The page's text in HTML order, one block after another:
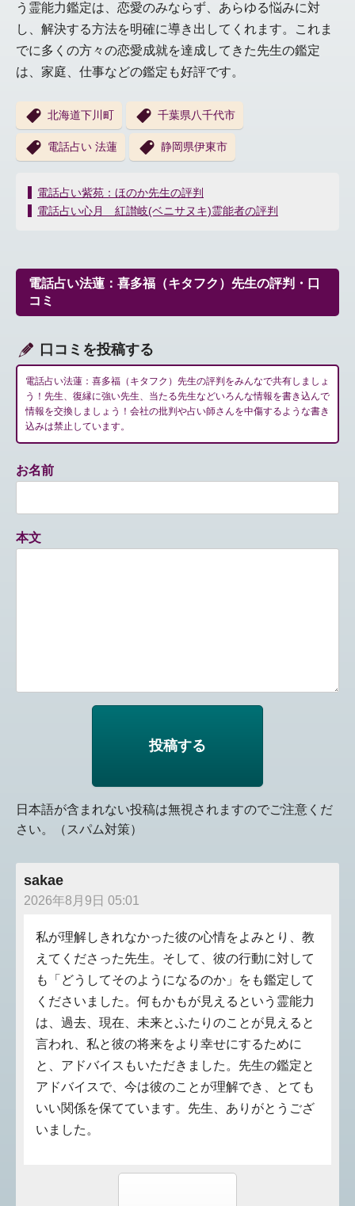
う霊能力鑑定は、恋愛のみならず、あらゆる悩みに対
し、解決する方法を明確に導き出してくれます。これま
でに多くの方々の恋愛成就を達成してきた先生の鑑定
は、家庭、仕事などの鑑定も好評です。
北海道下川町 千葉県八千代市
電話占い 法蓮 静岡県伊東市
投
稿
ー
シ
電話占い紫苑：ほのか先生の評判
電話占い心月 紅讃岐(ベニサヌキ)霊能者の評判
電話占い法蓮：喜多福（キタフク）先生の評判・口
コミ
口コミを投稿する
電話占い法蓮：喜多福（キタフク）先生の評判をみんなで共有しましょ
う！先生、復縁に強い先生、当たる先生などいろんな情報を書き込んで
情報を交換しましょう！会社の批判や占い師さんを中傷するような書き
込みは禁止しています。
お名前
本文
日本語が含まれない投稿は無視されますのでご注意くだ
さい。（スパム対策）
sakae
2026年8月9日 05:01
私が理解しきれなかった彼の心情をよみとり、教
えてくださった先生。そして、彼の行動に対して
も「どうしてそのようになるのか」をも鑑定して
くださいました。何もかもが見えるという霊能力
は、過去、現在、未来とふたりのことが見えると
言われ、私と彼の将来をより幸せにするために
と、アドバイスもいただきました。先生の鑑定と
アドバイスで、今は彼のことが理解でき、とても
いい関係を保てています。先生、ありがとうござ
いました。